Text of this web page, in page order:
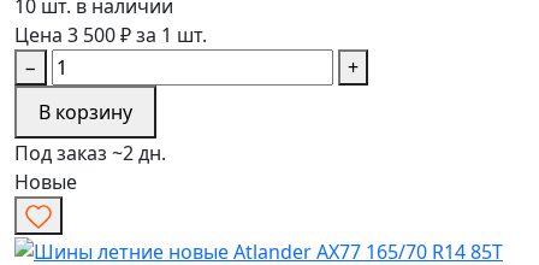
10 шт. в наличии
Цена 3 500 ₽ за 1 шт.
−
+
В корзину
Под заказ ~2 дн.
Новые